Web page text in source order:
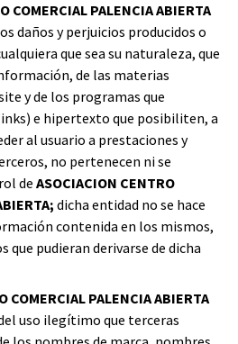
COMERCIAL PALENCIA ABIERTA
daños y perjuicios producidos o
que sea su naturaleza, que
de las materias
y de los programas que
e hipertexto que posibiliten, a
al usuario a prestaciones y
no pertenecen ni se
de ASOCIACION CENTRO
dicha entidad no se hace
contenida en los mismos,
que pudieran derivarse de dicha
COMERCIAL PALENCIA ABIERTA
uso ilegítimo que terceras